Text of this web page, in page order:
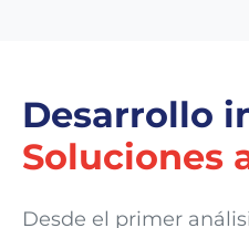
Desarrollo
Soluciones
Desde el primer